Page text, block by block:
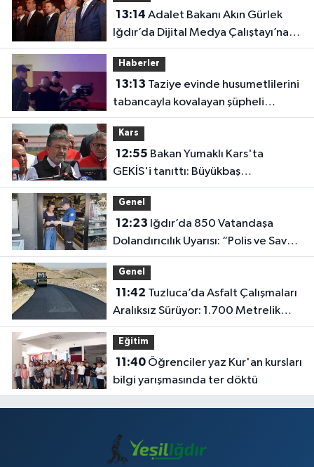
13:14
Iğdır’da Dijital Medya Çalıştayı’na
Katıldı
Haberler
13:13
tabancayla kovalayan şüpheli
gözaltına alındı
Kars
12:55
GEKİS'i tanıttı: Büyükbaş
hayvancılıkta 'dijital kimlik' dönemi
başladı
Genel
12:23
Dolandırıcılık Uyarısı: “Polis ve Savcı
Para İstemez”
Genel
11:42
Aralıksız Sürüyor: 1.700 Metrelik
Kısım Tamamlandı
Eğitim
11:40Öğrenciler yaz Kur'an kursları
bilgi yarışmasında ter döktü